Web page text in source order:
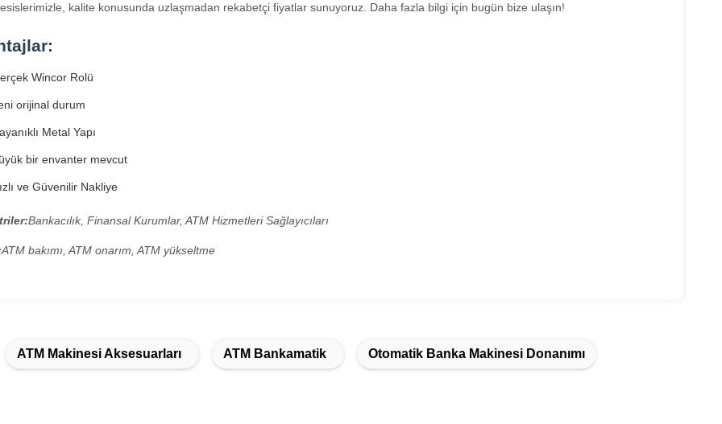
kalite konusunda uzlaşmadan rekabetçi fiyatlar sunuyoruz. Daha fazla bilgi için bugün bize ulaşın!
Wincor Rolü
orijinal durum
Metal Yapı
bir envanter mevcut
ve Güvenilir Nakliye
Bankacılık, Finansal Kurumlar, ATM Hizmetleri Sağlayıcıları
ATM bakımı, ATM onarım, ATM yükseltme
ATM Makinesi Aksesuarları
ATM Bankamatik Otomatik Banka Makinesi Donanımı